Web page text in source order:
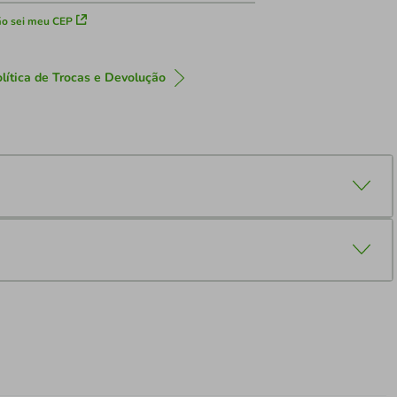
sei meu CEP
de Trocas e Devolução